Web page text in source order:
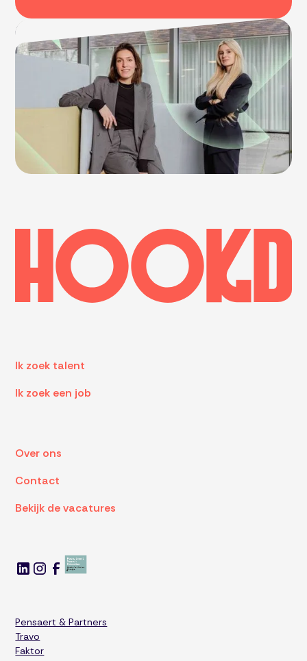
Ik zoek talent
Ik zoek een job
Over ons
Contact
Bekijk de vacatures
Pensaert & Partners
Travo
Faktor